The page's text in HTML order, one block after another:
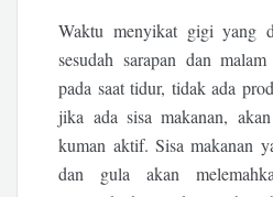
Waktu menyikat gigi yang
sesudah sarapan dan
pada saat tidur, tidak ada
jika ada sisa makanan,
kuman aktif. Sisa makanan
dan gula akan